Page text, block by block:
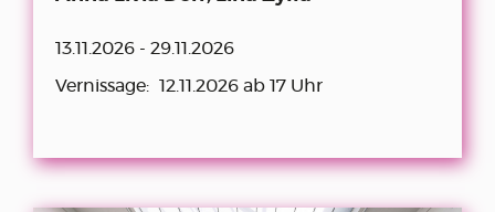
13.11.2026 - 29.11.2026
Vernissage: 12.11.2026 ab 17 Uhr